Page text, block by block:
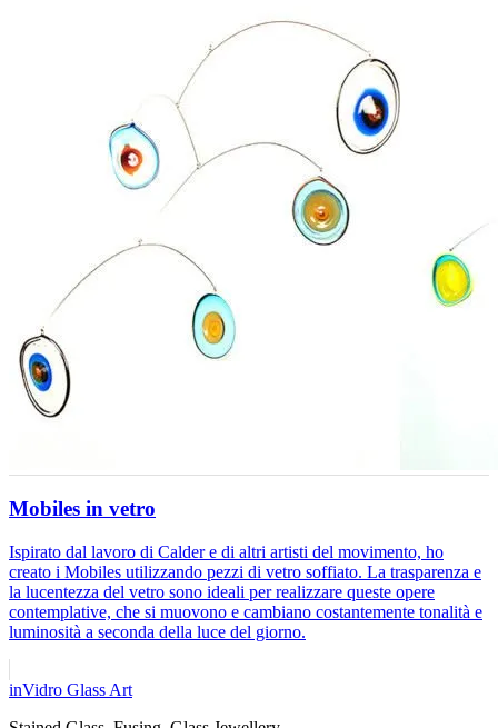
Mobiles in vetro
Ispirato dal lavoro di Calder e di altri artisti del movimento, ho
creato i Mobiles utilizzando pezzi di vetro soffiato. La trasparenza e
la lucentezza del vetro sono ideali per realizzare queste opere
contemplative, che si muovono e cambiano costantemente tonalità e
luminosità a seconda della luce del giorno.
inVidro Glass Art